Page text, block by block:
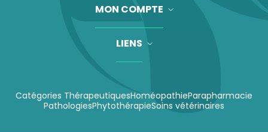
MON COMPTE
LIENS
Catégories ThérapeutiquesHoméopathieParapharmacie
PathologiesPhytothérapieSoins vétérinaires